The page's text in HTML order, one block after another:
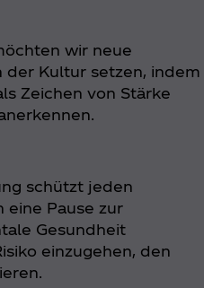
wir neue
der Kultur setzen, indem
Zeichen von Stärke
schützt jeden
eine Pause zur
Gesundheit
einzugehen, den